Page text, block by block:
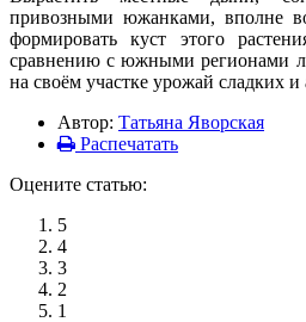
привозными южанками, вполне
формировать куст этого
сравнению с южными регионами
на своём участке урожай сладких
Автор: Татьяна Яворская
Распечатать
Оцените статью:
5
4
3
2
1